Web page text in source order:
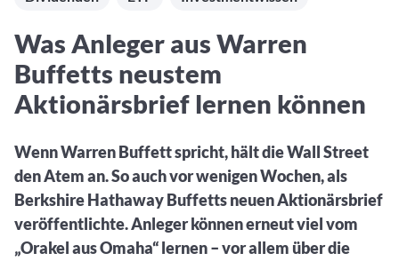
Alles, was Sie zu Fonds und ETFs wissen müssen – so
Sie richtig
Aktuelle Rankings und Beiträge zu den besten Fonds aus
2. Fonds auswählen
Fondsvergleich
Übersichtlich bis zu 10 Fonds aus über 35.000 Produkten
Watchlist
Hier sind Ihre gemerkten Produkte und aktiven
Preis-/Performance-Alarme
3. Investieren
Informationen und Beiträge unserer Partner-
Community-Partner
Informationen und Beiträge unserer Community-Partner
Webinar verpasst? Hier gibt es Aufnahmen unserer Online-
Was Anleger aus Warren
Buffetts neustem
Aktionärsbrief lernen können
Wenn Warren Buffett spricht, hält die Wall Street
den Atem an. So auch vor wenigen Wochen, als
Berkshire Hathaway Buffetts neuen Aktionärsbrief
veröffentlichte. Anleger können erneut viel vom
„Orakel aus Omaha“ lernen – vor allem über die